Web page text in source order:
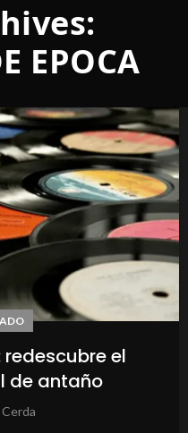
EPOCA
el
de antaño